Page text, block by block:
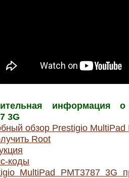
информация
3G
обзор Prestigio MultiPad
Root
коды
MultiPad PMT3787 3G